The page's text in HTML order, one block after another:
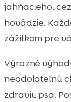
jahňacieho,
hovädzie.
zážitkom pre
Výrazné
neodolateľnú
zdraviu psa.